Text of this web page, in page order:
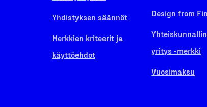
Yhdistyksen säännöt
Merkkien kriteerit ja
käyttöehdot
Design from
yritys -merkki
Vuosimaksu